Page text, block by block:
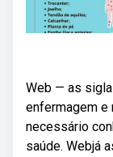
Web — as
enfermagem e
necessário
saúde. Webjá